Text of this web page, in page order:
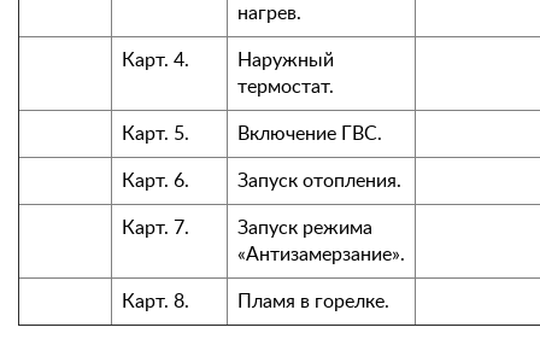
нагрев.
Карт. 4.
Наружный
термостат.
Карт. 5. Включение ГВС.
Карт. 6. Запуск отопления.
Карт. 7.
Запуск режима
«Антизамерзание».
Карт. 8. Пламя в горелке.